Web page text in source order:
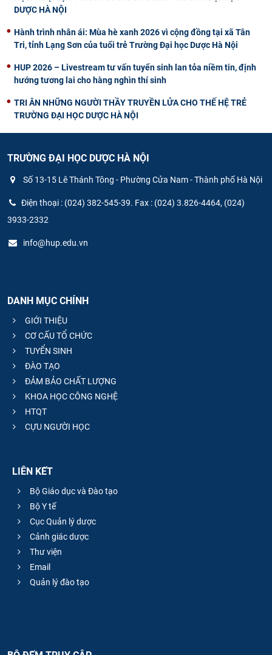
DƯỢC HÀ NỘI
Hành trình nhân ái: Mùa hè xanh 2026 vì cộng đồng tại xã Tân
Tri, tỉnh Lạng Sơn của tuổi trẻ Trường Đại học Dược Hà Nội
HUP 2026 – Livestream tư vấn tuyển sinh lan tỏa niềm tin, định
hướng tương lai cho hàng nghìn thí sinh
TRI ÂN NHỮNG NGƯỜI THẦY TRUYỀN LỬA CHO THẾ HỆ TRẺ
TRƯỜNG ĐẠI HỌC DƯỢC HÀ NỘI
TRƯỜNG ĐẠI HỌC DƯỢC HÀ NỘI
Số 13-15 Lê Thánh Tông - Phường Cửa Nam - Thành phố Hà Nội
Điện thoại : (024) 382-545-39. Fax : (024) 3.826-4464, (024)
3933-2332
info@hup.edu.vn
DANH MỤC CHÍNH
GIỚI THIỆU
CƠ CẤU TỔ CHỨC
TUYỂN SINH
ĐÀO TẠO
ĐẢM BẢO CHẤT LƯỢNG
KHOA HỌC CÔNG NGHỆ
HTQT
CỰU NGƯỜI HỌC
LIÊN KẾT
Bộ Giáo dục và Đào tạo
Bộ Y tế
Cục Quản lý dược
Cảnh giác dược
Thư viện
Email
Quản lý đào tạo